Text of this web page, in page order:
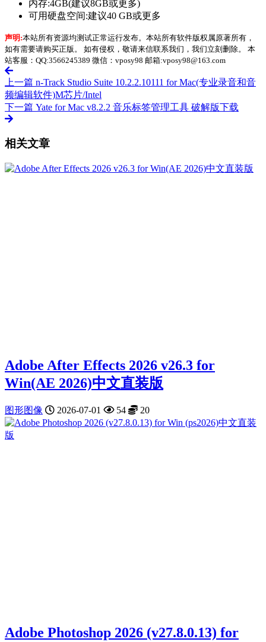
内存:4GB(建议8GB或更多)
可用硬盘空间:建议40 GB或更多
声明:本站所有资源均测试正常运行发布。本站所有软件版权属原著所有，
如有需要请购买正版。 如有侵权，敬请来信联系我们，我们立刻删除。 本
站客服：QQ:3566245389 微信：vposy98 邮箱:vposy98@163.com
上一篇 n-Track Studio Suite 10.2.2.10111 for Mac(专业录音和音
频编辑软件)M芯片/Intel
下一篇 Yate for Mac v8.2.2 音乐标签管理工具 破解版下载
相关文章
Adobe After Effects 2026 v26.3 for
Win(AE 2026)中文直装版
图形图像 2026-07-01 54 20
Adobe Photoshop 2026 (v27.8.0.13) for